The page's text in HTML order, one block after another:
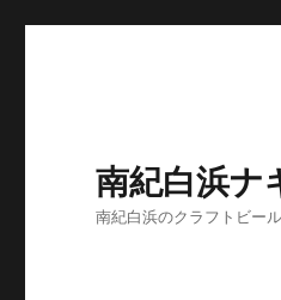
南紀白浜ナ
南紀白浜のクラフトビー